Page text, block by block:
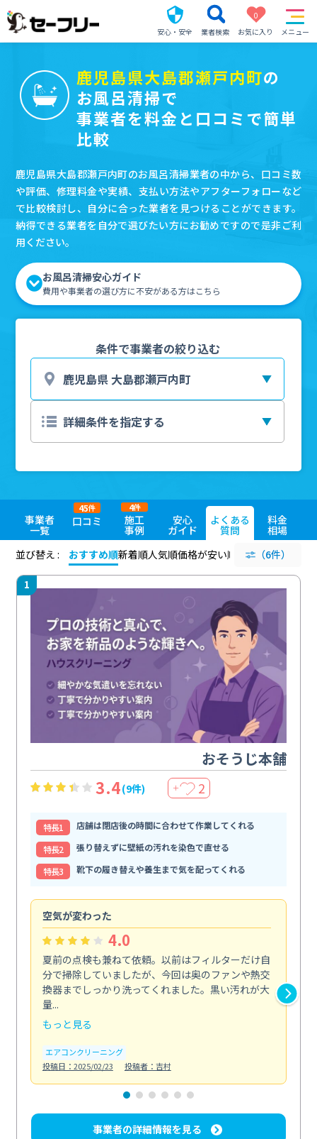
安心・安全 業者検索
0
お気に入り
メニュー
鹿児島県大島郡瀬戸内町の
お風呂清掃で
事業者を料金と口コミで簡単
比較
鹿児島県大島郡瀬戸内町のお風呂清掃業者の中から、口コミ数
や評価、修理料金や実績、支払い方法やアフターフォローなど
で比較検討し、自分に合った業者を見つけることができます。
納得できる業者を自分で選びたい方にお勧めですので是非ご利
用ください。
お風呂清掃安心ガイド
費用や事業者の選び方に不安がある方はこちら
条件で事業者の絞り込む
事業者
一覧
口コミ
45件
施工
事例
4件
安心
ガイド
よくある
質問
料金
相場
並び替え :
おすすめ順新着順人気順価格が安い順 評価が高い順
（6件）
1
おそうじ本舗
3.4(9件) ＋ 2
特⻑1
店舗は閉店後の時間に合わせて作業してくれる
特⻑2
張り替えずに壁紙の汚れを染色で直せる
特⻑3
靴下の履き替えや養生まで気を配ってくれる
空気が変わった
4.0
夏前の点検も兼ねて依頼。以前はフィルターだけ自
分で掃除していましたが、今回は奥のファンや熱交
換器までしっかり洗ってくれました。黒い汚れが大
量...
もっと見る
エアコンクリーニング
投稿日：2025/02/23
投稿者：吉村
事業者の詳細情報を見る